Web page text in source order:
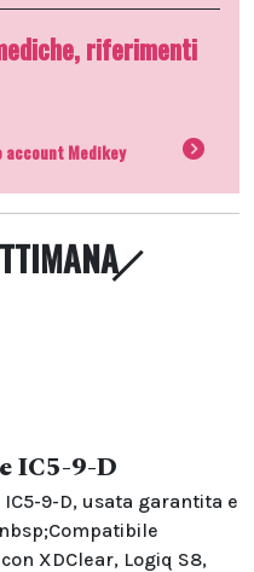
riferimenti
Medikey
IC5-9-D
9-D, usata garantita e
XDClear, Logiq S8,